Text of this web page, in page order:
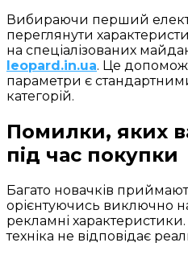
Вибираючи перший
переглянути
на спеціалізованих
leopard.in.ua. Це
параметри є
категорій.
Помилки, яких
під час покупки
Багато новачків
орієнтуючись виключно
рекламні
техніка не відповідає